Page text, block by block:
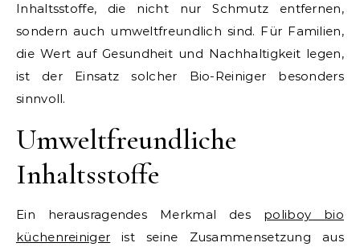
Inhaltsstoffe, die nicht nur Schmutz entfernen,
sondern auch umweltfreundlich sind. Für Familien,
die Wert auf Gesundheit und Nachhaltigkeit legen,
ist der Einsatz solcher Bio-Reiniger besonders
sinnvoll.
Umweltfreundliche
Inhaltsstoffe
Ein herausragendes Merkmal des poliboy bio
küchenreiniger ist seine Zusammensetzung aus